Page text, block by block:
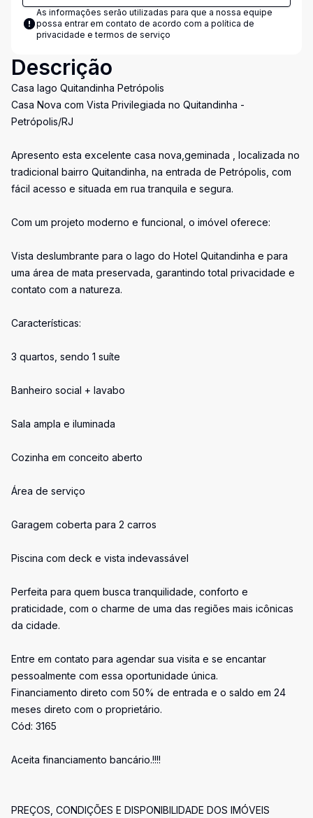
As informações serão utilizadas para que a nossa equipe
possa entrar em contato de acordo com a política de
privacidade e termos de serviço
Descrição
Casa lago Quitandinha Petrópolis
Casa Nova com Vista Privilegiada no Quitandinha -
Petrópolis/RJ
Apresento esta excelente casa nova,geminada , localizada no
tradicional bairro Quitandinha, na entrada de Petrópolis, com
fácil acesso e situada em rua tranquila e segura.
Com um projeto moderno e funcional, o imóvel oferece:
Vista deslumbrante para o lago do Hotel Quitandinha e para
uma área de mata preservada, garantindo total privacidade e
contato com a natureza.
Características:
3 quartos, sendo 1 suíte
Banheiro social + lavabo
Sala ampla e iluminada
Cozinha em conceito aberto
Área de serviço
Garagem coberta para 2 carros
Piscina com deck e vista indevassável
Perfeita para quem busca tranquilidade, conforto e
praticidade, com o charme de uma das regiões mais icônicas
da cidade.
Entre em contato para agendar sua visita e se encantar
pessoalmente com essa oportunidade única.
Financiamento direto com 50% de entrada e o saldo em 24
meses direto com o proprietário.
Cód: 3165
Aceita financiamento bancário.!!!!
PREÇOS, CONDIÇÕES E DISPONIBILIDADE DOS IMÓVEIS